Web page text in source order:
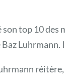
top 10 des
Luhrmann.